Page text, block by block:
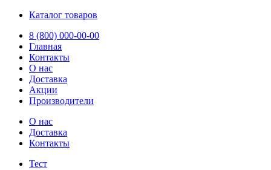
Каталог товаров
8 (800) 000-00-00
Главная
Контакты
О нас
Доставка
Акции
Производители
О нас
Доставка
Контакты
Тест